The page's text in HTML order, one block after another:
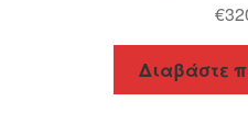
€
Διαβάστε